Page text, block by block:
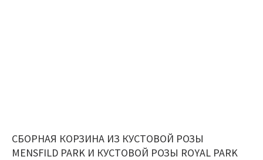
СБОРНАЯ КОРЗИНА ИЗ КУСТОВОЙ РОЗЫ
MENSFILD PARK И КУСТОВОЙ РОЗЫ ROYAL PARK